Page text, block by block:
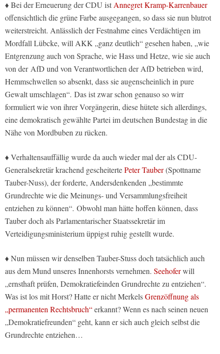
♦ Bei der Erneuerung der CDU istAnnegret Kramp-Karrenbauer
offensichtlich die grüne Farbe ausgegangen, so dass sie nun blutrot
weiterstreicht. Anlässlich der Festnahme eines Verdächtigen im
Mordfall Lübcke, will AKK „ganz deutlich“ gesehen haben, „wie
Entgrenzung auch von Sprache, wie Hass und Hetze, wie sie auch
von der AfD und von Verantwortlichen der AfD betrieben wird,
Hemmschwellen so absenkt, dass sie augenscheinlich in pure
Gewalt umschlagen“. Das ist zwar schon genauso so wirr
formuliert wie von ihrer Vorgängerin, diese hütete sich allerdings,
eine demokratisch gewählte Partei im deutschen Bundestag in die
Nähe von Mordbuben zu rücken.
♦ Verhaltensauffällig wurde da auch wieder mal der als CDU-
Generalsekretär krachend gescheitertePeter Tauber(Spottname
Tauber-Nuss), der forderte, Andersdenkenden „bestimmte
Grundrechte wie die Meinungs- und Versammlungsfreiheit
entziehen zu können“. Obwohl man hätte hoffen können, dass
Tauber doch als Parlamentarischer Staatssekretär im
Verteidigungsministerium üppigst ruhig gestellt wurde.
♦ Nun müssen wir denselben Tauber-Stuss doch tatsächlich auch
aus dem Mund unseres Innenhorsts vernehmen. Seehoferwill
„ernsthaft prüfen, Demokratiefeinden Grundrechte zu entziehen“.
Was ist los mit Horst? Hatte er nicht MerkelsGrenzöffnung als
„permanenten Rechtsbruch“erkannt? Wenn es nach seinen neuen
„Demokratiefreunden“ geht, kann er sich auch gleich selbst die
Grundrechte entziehen…